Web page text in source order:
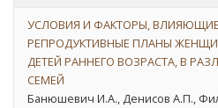
УСЛОВИЯ И ФАКТОРЫ,
РЕПРОДУКТИВНЫЕ ПЛАНЫ
ДЕТЕЙ РАННЕГО ВОЗРАСТА, В
СЕМЕЙ
Банюшевич И.А., Денисов А.П.,